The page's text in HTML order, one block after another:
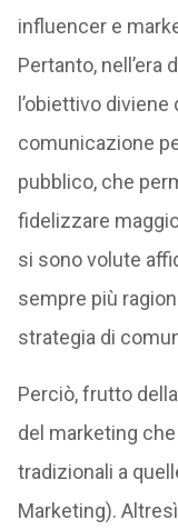
influencer e
Pertanto,
l’obiettivo
comunicazione
pubblico, che
fidelizzare
si sono volute
sempre più
strategia di
Perciò, frutto
del marketing
tradizionali a
Marketing).